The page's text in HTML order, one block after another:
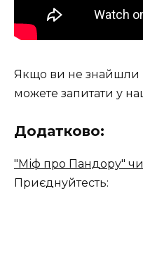
Якщо ви не знайшли
можете запитати у
Додатково:
"Міф про Пандору"
Приєднуйтесть: